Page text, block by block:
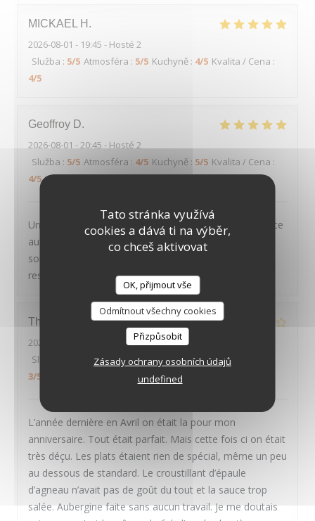
Tato stránka využívá
cookies a dává ti na výběr,
co chceš aktivovat
OK, přijmout vše
Odmítnout všechny cookies
Přizpůsobit
Zásady ochrany osobních údajů
undefined
MICKAEL H
2026-08-01 - 19:45 - Hosté 2
Služba : 5/5 Atmosféra : 5/5 Kuchyně : 4/5 Kvalita / Cena :
4/5
Geoffroy D
2026-08-01 - 20:45 - Hosté 2
Služba : 5/5 Atmosféra : 4/5 Kuchyně : 5/5 Kvalita / Cena :
4/5
Un très joli cadre, des plats tous excellents et un service
aux petits oignons : nous avons passé une excellente
soirée, et recommandons chaleureusement ce
restaurant
Thierry
2026-07-30
- 20:00 - Hosté 2
Služba
Atmosféra :4/5 Kuchyně: 2/5 Kvalita / Cena
3/5
L’année dernière en Avril on était la pour mon
anniversaire. Tout était parfait. Mais cette fois ci on était
très déçu. Les plats étaient rien de spécial, même un peu
au dessous de standard. Le croustillant d’épaule
d’agneau n’avait pas de goût du tout et la sauce trop
salée. Aubergine faite sans aucun travail. Je me doutais
LE PAVILLON DE BAILLY